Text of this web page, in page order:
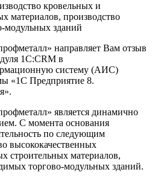
кровельных и
материалов, производство
модульных зданий
направляет Вам отзыв
1С:CRM в
систему (АИС)
«1С Предприятие 8.
является динамично
C момента основания
по следующим
высококачественных
строительных материалов,
торгово-модульных зданий.